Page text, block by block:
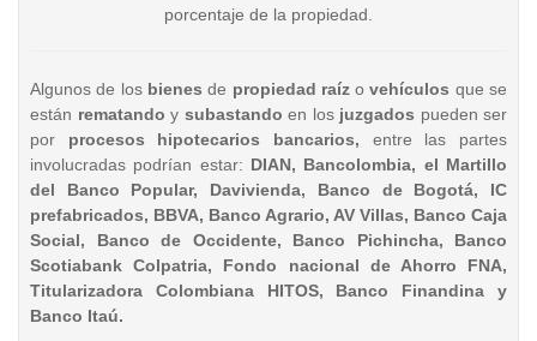
porcentaje de la propiedad.
Algunos de los bienesde propiedad raízo vehículos que se
están rematando y subastando en los juzgados pueden ser
por procesos hipotecarios bancarios, entre las partes
involucradas podrían estar: DIAN, Bancolombia, el Martillo
del Banco Popular, Davivienda, Banco de Bogotá, IC
prefabricados, BBVA, Banco Agrario, AV Villas, Banco Caja
Social, Banco de Occidente, Banco Pichincha, Banco
Scotiabank Colpatria, Fondo nacional de Ahorro FNA,
Titularizadora Colombiana HITOS, Banco Finandina y
Banco Itaú.